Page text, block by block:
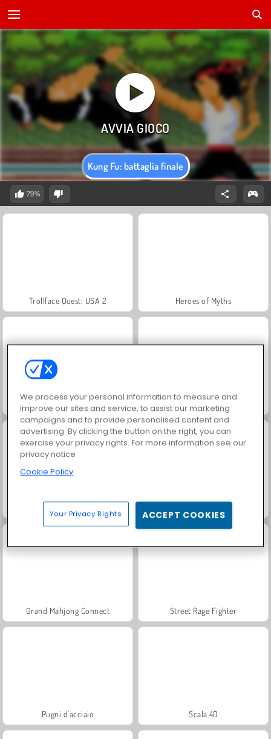
Kung Fu: battaglia finale
79%
Trollface Quest: USA 2 Heroes of Myths
Kung fu: sfida finale Jewel Garden Story
Grand Mahjong Connect Street Rage Fighter
Pugni d'acciaio Scala 40
We process your personal information to measure and
improve our sites and service, to assist our marketing
campaigns and to provide personalised content and
advertising. By clicking the button on the right, you can
exercise your privacy rights. For more information see our
privacy notice
Cookie Policy
Your Privacy Rights ACCEPT COOKIES